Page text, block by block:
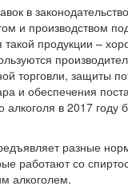
в
и производством
такой продукции –
торговли, защиты
и обеспечения
алкоголя в 2017
разные
работают со
алкоголем.